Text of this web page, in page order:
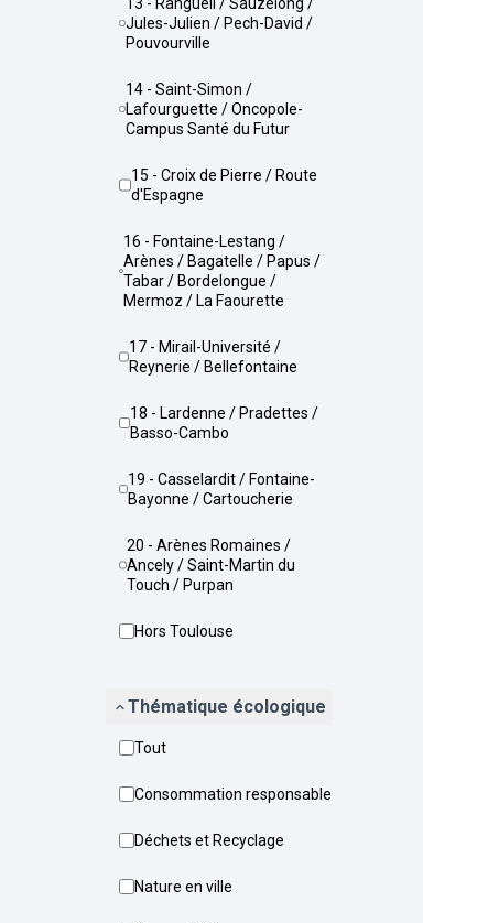
Jules-Julien / Pech-David /
Pouvourville
14 - Saint-Simon /
Lafourguette / Oncopole-
Campus Santé du Futur
15 - Croix de Pierre / Route
d'Espagne
16 - Fontaine-Lestang /
Arènes / Bagatelle / Papus /
Tabar / Bordelongue /
Mermoz / La Faourette
17 - Mirail-Université /
Reynerie / Bellefontaine
18 - Lardenne / Pradettes /
Basso-Cambo
19 - Casselardit / Fontaine-
Bayonne / Cartoucherie
20 - Arènes Romaines /
Ancely / Saint-Martin du
Touch / Purpan
Hors Toulouse
Thématique écologique
Tout
Consommation responsable
Déchets et Recyclage
Nature en ville